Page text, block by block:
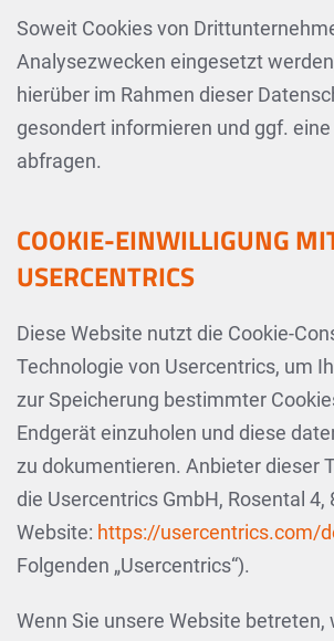
Soweit Cookies von
Analysezwecken eingesetzt
hierüber im Rahmen dieser
gesondert informieren und ggf.
abfragen.
COOKIE-EINWILLIGUNG
USERCENTRICS
Diese Website nutzt die Cookie-
Technologie von Usercentrics, um
zur Speicherung bestimmter
Endgerät einzuholen und diese
zu dokumentieren. Anbieter dieser
die Usercentrics GmbH, Rosental 4,
Website: https://usercentrics.com/
Folgenden „Usercentrics“).
Wenn Sie unsere Website betreten,